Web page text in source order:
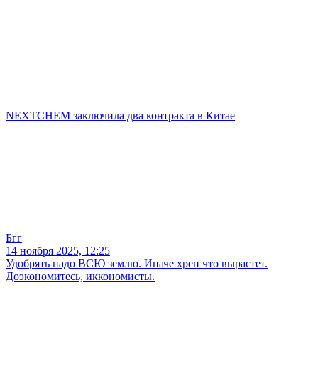
NEXTCHEM заключила два контракта в Китае
Бгг
14 ноября 2025, 12:25
Удобрять надо ВСЮ землю. Иначе хрен что вырастет.
Доэкономитесь, иккономисты.